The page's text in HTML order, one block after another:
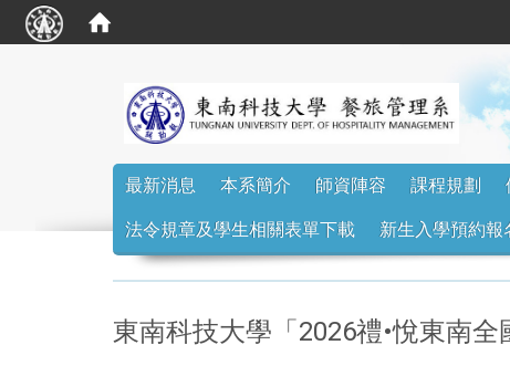
最新消息 本系簡介 師資陣容 課程規劃
法令規章及學生相關表單下載 新生入學預約報
東南科技大學「2026禮•悅東南